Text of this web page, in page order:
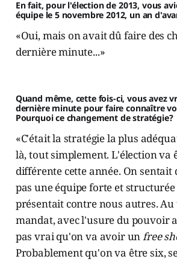
En fait, pour l'élection de 2013, vous
équipe le 5 novembre 2012, un an
«Oui, mais on avait dû faire des
dernière minute...»
Quand même, cette fois-ci, vous avez
dernière minute pour faire connaître
Pourquoi ce changement de stratégie?
«C'était la stratégie la plus
là, tout simplement. L'élection va
différente cette année. On
pas une équipe forte et structurée
présentait contre nous autres.
mandat, avec l'usure du pouvoir
pas vrai qu'on va avoir unfree
Probablement qu'on va être six,